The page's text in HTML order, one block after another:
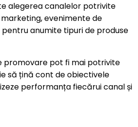
alegerea canalelor potrivite
marketing, evenimente de
anumite tipuri de produse
promovare pot fi mai potrivite
să țină cont de obiectivele
performanța fiecărui canal și